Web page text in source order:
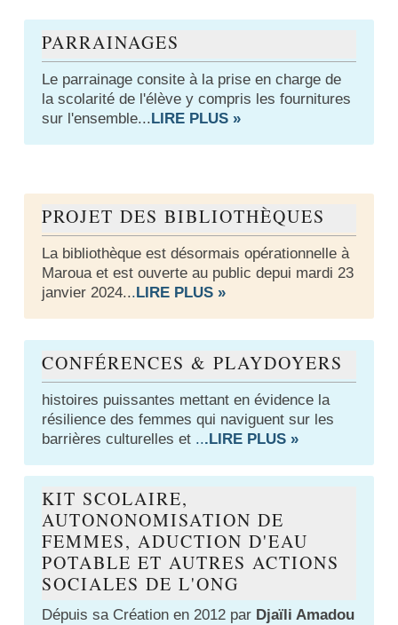
PARRAINAGES
Le parrainage consite à la prise en charge de
la scolarité de l'élève y compris les fournitures
sur l'ensemble...LIRE PLUS »
PROJET DES BIBLIOTHÈQUES
La bibliothèque est désormais opérationnelle à
Maroua et est ouverte au public depui mardi 23
janvier 2024...LIRE PLUS »
CONFÉRENCES & PLAYDOYERS
histoires puissantes mettant en évidence la
résilience des femmes qui naviguent sur les
barrières culturelles et ...LIRE PLUS »
KIT SCOLAIRE,
AUTONONOMISATION DE
FEMMES, ADUCTION D'EAU
POTABLE ET AUTRES ACTIONS
SOCIALES DE L'ONG
Dépuis sa Création en 2012 par Djaïli Amadou